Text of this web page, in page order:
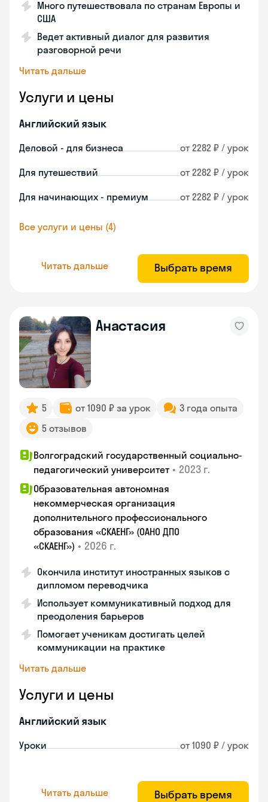
Много путешествовала по странам Европы и
США
Ведет активный диалог для развития
разговорной речи
Читать дальше
Услуги и цены
Английский язык
Деловой - для бизнеса от 2282 ₽ / урок
Для путешествий от 2282 ₽ / урок
Для начинающих - премиум от 2282 ₽ / урок
Все услуги и цены (4)
Читать дальше Выбрать время
Анастасия
5 от 1090 ₽ за урок
3 года опыта
5 отзывов
Волгоградский государственный социально-
педагогический университет • 2023 г.
Образовательная автономная
некоммерческая организация
дополнительного профессионального
образования «СКАЕНГ» (ОАНО ДПО
«СКАЕНГ») • 2026 г.
Окончила институт иностранных языков с
дипломом переводчика
Использует коммуникативный подход для
преодоления барьеров
Помогает ученикам достигать целей
коммуникации на практике
Читать дальше
Услуги и цены
Английский язык
Уроки от 1090 ₽ / урок
Читать дальше Выбрать время